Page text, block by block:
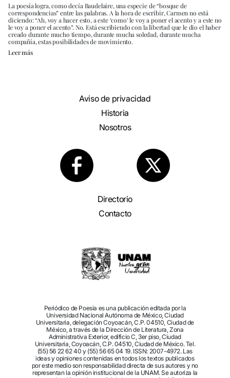
La poesía logra, como decía Baudelaire, una especie de “bosque de
correspondencias” entre las palabras. A la hora de escribir, Carmen no está
diciendo: “Ah, voy a hacer esto, a este ‘como’ le voy a poner el acento y a este no
le voy a poner el acento”. No. Está escribiendo con la libertad que le dio el haber
creado durante mucho tiempo, durante mucha soledad, durante mucha
compañía, estas posibilidades de movimiento.
Leer más
Aviso de privacidad
Historia
Nosotros
Directorio
Contacto
Periódico de Poesía es una publicación editada por la
Universidad Nacional Autónoma de México, Ciudad
Universitaria, delegación Coyoacán, C.P. 04510, Ciudad de
México, a través de la Dirección de Literatura, Zona
Administrativa Exterior, edificio C, 3er piso, Ciudad
Universitaria, Coyoacán, C.P. 04510, Ciudad de México. Tel.
(55) 56 22 62 40 y (55) 56 65 04 19. ISSN: 2007-4972. Las
ideas y opiniones contenidas en todos los textos publicados
por este medio son responsabilidad directa de sus autores y no
representan la opinión institucional de la UNAM. Se autoriza la